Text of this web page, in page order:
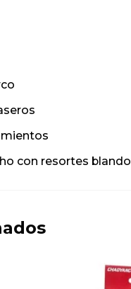
con resortes blando